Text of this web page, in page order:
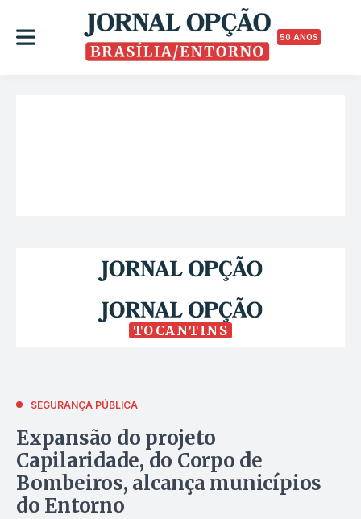
50 ANOS
TOCANTINS
SEGURANÇA PÚBLICA
Expansão do projeto
Capilaridade, do Corpo de
Bombeiros, alcança municípios
do Entorno